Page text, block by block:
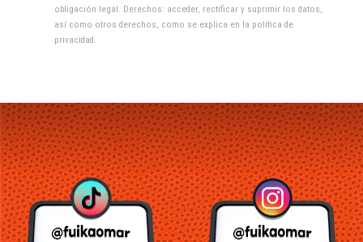
obligación legal. Derechos: acceder, rectificar y suprimir los datos,
así como otros derechos, como se explica en la política de
privacidad.